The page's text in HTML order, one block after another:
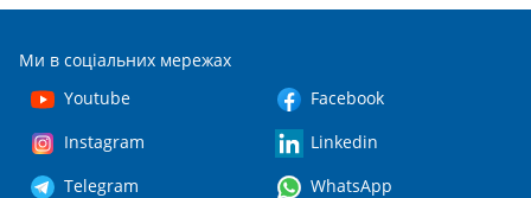
Ми в соціальних мережах
Youtube
Facebook
Instagram
Linkedin
Telegram
WhatsApp